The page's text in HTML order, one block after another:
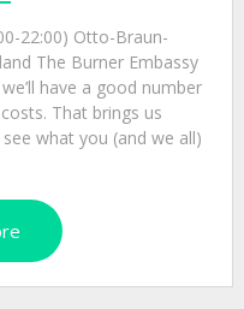
22:00) Otto-Braun-
The Burner Embassy
have a good number
That brings us
what you (and we all)